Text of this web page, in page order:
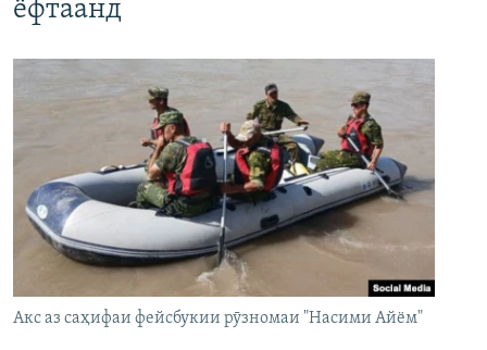
ёфтаанд
Акс аз саҳифаи фейсбукии рӯзномаи "Насими Айём"